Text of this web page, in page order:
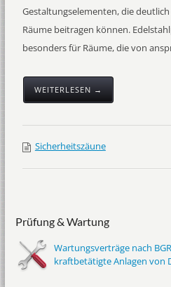
Gestaltungselementen, die
Räume beitragen können.
besonders für Räume, die von
WEITERLESEN →
Sicherheitszäune
Prüfung & Wartung
Wartungsverträge nach
kraftbetätigte Anlagen von